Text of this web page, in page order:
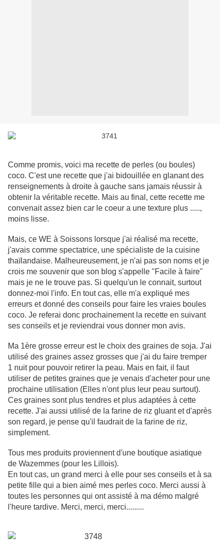
Comme promis, voici ma recette de perles (ou boules)
coco. C'est une recette que j'ai bidouillée en glanant des
renseignements à droite à gauche sans jamais réussir à
obtenir la véritable recette. Mais au final, cette recette me
convenait assez bien car le coeur a une texture plus .....,
moins lisse.
Mais, ce WE à Soissons lorsque j'ai réalisé ma recette,
j'avais comme spectatrice, une spécialiste de la cuisine
thaïlandaise. Malheureusement, je n'ai pas son noms et je
crois me souvenir que son blog s'appelle "Facile à faire"
mais je ne le trouve pas. Si quelqu'un le connait, surtout
donnez-moi l'info. En tout cas, elle m'a expliqué mes
erreurs et donné des conseils pour faire les vraies boules
coco. Je referai donc prochainement la recette en suivant
ses conseils et je reviendrai vous donner mon avis.
Ma 1ère grosse erreur est le choix des graines de soja. J'ai
utilisé des graines assez grosses que j'ai du faire tremper
1 nuit pour pouvoir retirer la peau. Mais en fait, il faut
utiliser de petites graines que je venais d'acheter pour une
prochaine utilisation (Elles n'ont plus leur peau surtout).
Ces graines sont plus tendres et plus adaptées à cette
recette. J'ai aussi utilisé de la farine de riz gluant et d'après
son regard, je pense qu'il faudrait de la farine de riz,
simplement.
Tous mes produits proviennent d'une boutique asiatique
de Wazemmes (pour les Lillois).
En tout cas, un grand merci à elle pour ses conseils et à sa
petite fille qui a bien aimé mes perles coco. Merci aussi à
toutes les personnes qui ont assisté à ma démo malgré
l'heure tardive. Merci, merci, merci.........